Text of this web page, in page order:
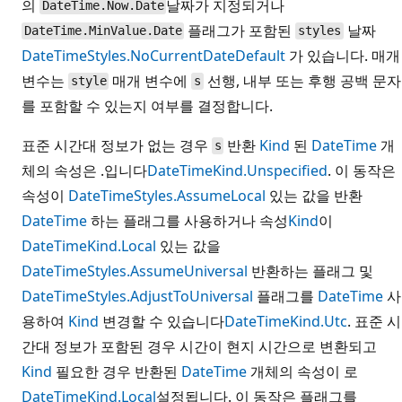
의 DateTime.Now.Date 날짜가 지정되거나
DateTime.MinValue.Date 플래그가 포함된 styles 날짜
DateTimeStyles.NoCurrentDateDefault 가 있습니다. 매개
변수는 style 매개 변수에 s 선행, 내부 또는 후행 공백 문자
를 포함할 수 있는지 여부를 결정합니다.
표준 시간대 정보가 없는 경우 s 반환 Kind 된 DateTime 개
체의 속성은 .입니다DateTimeKind.Unspecified. 이 동작은
속성이 DateTimeStyles.AssumeLocal 있는 값을 반환
DateTime하는 플래그를 사용하거나 속성Kind이
DateTimeKind.Local 있는 값을
DateTimeStyles.AssumeUniversal 반환하는 플래그 및
DateTimeStyles.AdjustToUniversal 플래그를 DateTime사
용하여 Kind 변경할 수 있습니다DateTimeKind.Utc. 표준 시
간대 정보가 포함된 경우 시간이 현지 시간으로 변환되고
Kind 필요한 경우 반환된 DateTime 개체의 속성이 로
DateTimeKind.Local설정됩니다. 이 동작은 플래그를